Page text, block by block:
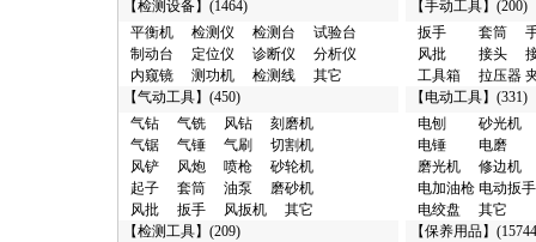
·车身附件/广州市 10元
·油水分离/廊坊市 10元
·风钻/廊坊市 10元
·上光剂/东莞市 10元
·行走配件/广州市 10元
·制动配件/广州市 10元
·检测仪/丰台区 10元
·横向件及其它/广州市 10元
·其它类/西安市 100元
·汽车漆/广州市 100元
·烟度计/和平区 100元
【检测设备】(1464)
平衡机
检测仪 检测台
试验台
制动台
定位仪 诊断仪
分析仪
内窥镜
测功机 检测线
其它
【气动工具】(450)
气钻
气铣 风钻
刻磨机
气锯
气锤 气刷
切割机
风铲
风炮 喷枪
砂轮机
起子
套筒 油泵
磨砂机
风批
扳手 风扳机
其它
【检测工具】(209)
【手动工具】(200)
扳手
套筒
风批
接头
工具箱
拉压器
【电动工具】(331)
电刨
砂光机
电锤
电磨
磨光机
修边机
电加油枪 电动扳手
电绞盘
其它
【保养用品】